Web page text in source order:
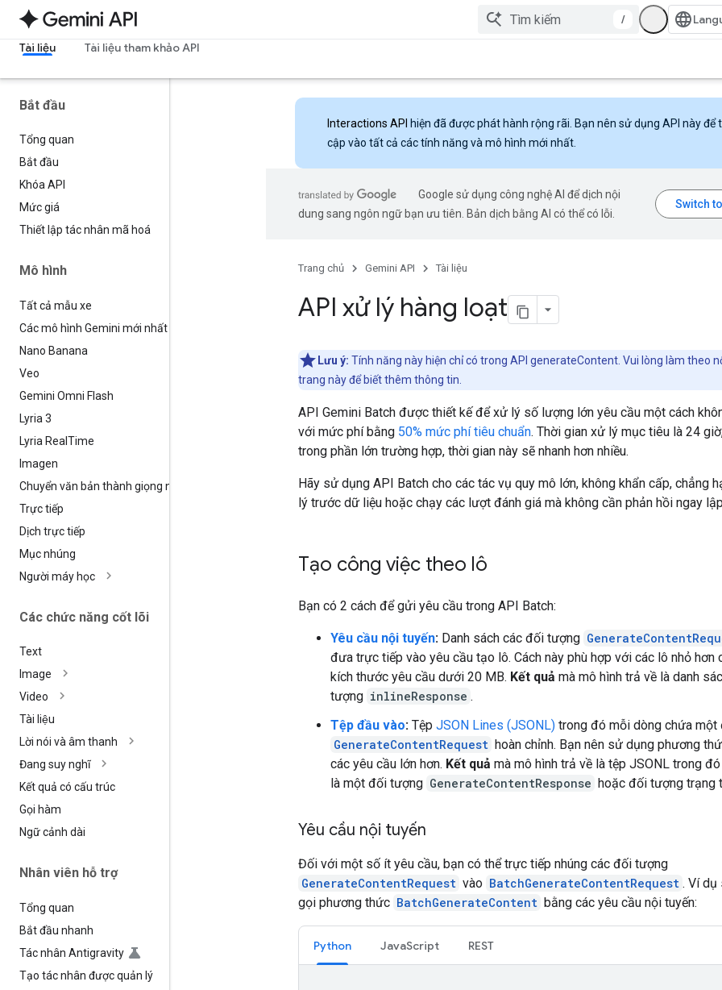
/
Tài liệu Tài liệu tham khảo API
Bắt đầu
Tổng quan
Bắt đầu
Khóa API
Mức giá
Thiết lập tác nhân mã hoá
Mô hình
Tất cả mẫu xe
Các mô hình Gemini mới nhất
Nano Banana
Veo
Gemini Omni Flash
Lyria 3
Lyria Real Time
Imagen
Chuyển văn bản thành giọng nói
Trực tiếp
Dịch trực tiếp
Mục nhúng
Người máy học
Các chức năng cốt lõi
Text
Image
Video
Tài liệu
Lời nói và âm thanh
Đang suy nghĩ
Kết quả có cấu trúc
Gọi hàm
Ngữ cảnh dài
Nhân viên hỗ trợ
Tổng quan
Bắt đầu nhanh
Tác nhân Antigravity
Tạo tác nhân được quản lý
Interactions API hiện đã được phát hành rộng rãi. Bạn nên sử dụng API này để
cập vào tất cả các tính năng và mô hình mới nhất.
Google sử dụng công nghệ AI để dịch nội
dung sang ngôn ngữ bạn ưu tiên. Bản dịch bằng AI có thể có lỗi.
Trang chủ Gemini API Tài liệu
API xử lý hàng loạt
Lưu ý: Tính năng này hiện chỉ có trong API generateContent. Vui lòng làm theo
trang này để biết thêm thông tin.
API Gemini Batch được thiết kế để xử lý số lượng lớn yêu cầu một cách
với mức phí bằng 50% mức phí tiêu chuẩn. Thời gian xử lý mục tiêu là 24
trong phần lớn trường hợp, thời gian này sẽ nhanh hơn nhiều.
Hãy sử dụng API Batch cho các tác vụ quy mô lớn, không khẩn cấp, chẳng
lý trước dữ liệu hoặc chạy các lượt đánh giá mà không cần phản hồi ngay
Tạo công việc theo lô
Bạn có 2 cách để gửi yêu cầu trong API Batch:
Yêu cầu nội tuyến: Danh sách các đối tượng
đưa trực tiếp vào yêu cầu tạo lô. Cách này phù hợp với các lô nhỏ hơn
kích thước yêu cầu dưới 20 MB. Kết quả mà mô hình trả về là danh
tượng inlineResponse .
Tệp đầu vào: Tệp JSON Lines (JSONL) trong đó mỗi dòng chứa
GenerateContentRequest hoàn chỉnh. Bạn nên sử dụng phương
các yêu cầu lớn hơn. Kết quả mà mô hình trả về là tệp JSONL trong
là một đối tượng GenerateContentResponse hoặc đối tượng trạng
Yêu cầu nội tuyến
Đối với một số ít yêu cầu, bạn có thể trực tiếp nhúng các đối tượng
GenerateContentRequest vào BatchGenerateContentRequest . Ví dụ
gọi phương thức BatchGenerateContent bằng các yêu cầu nội tuyến:
Python JavaScript REST